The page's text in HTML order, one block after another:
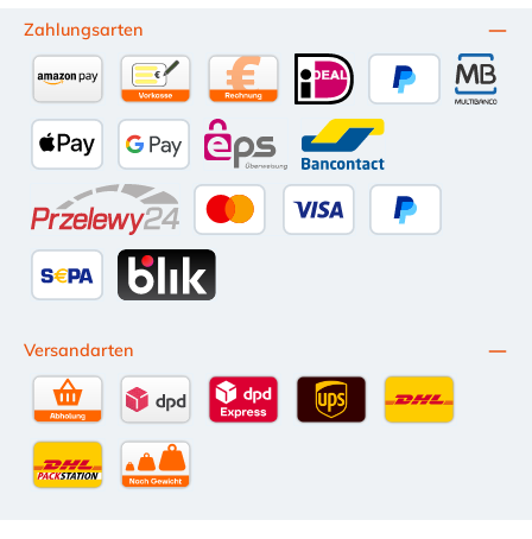
Zahlungsarten
Kauf auf Rechnung (10 Tage Netto)
iDEAL
Apple Pay Google Pay eps Bancontact
Przelewy24
Amazon PayVorkasse per Überweisung
Versandarten